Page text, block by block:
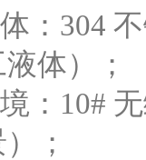
：304
体）；
：10#
；